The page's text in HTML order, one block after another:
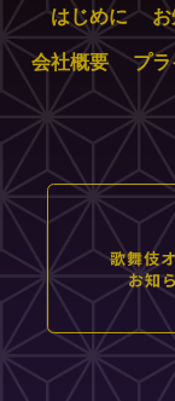
はじめに
会社概要
プ